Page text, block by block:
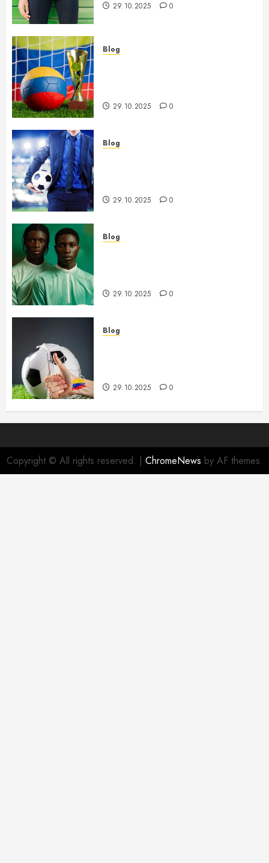
29.10.2025 0
Blog
29.10.2025 0
Blog
29.10.2025 0
Blog
29.10.2025 0
Blog
29.10.2025 0
Copyright © All rights reserved. | ChromeNews by AF themes.